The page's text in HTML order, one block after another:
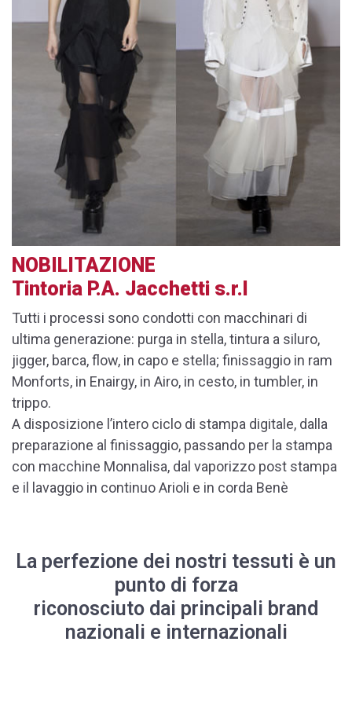
NOBILITAZIONE
Tintoria P.A. Jacchetti s.r.l
Tutti i processi sono condotti con macchinari di
ultima generazione: purga in stella, tintura a siluro,
jigger, barca, flow, in capo e stella; finissaggio in ram
Monforts, in Enairgy, in Airo, in cesto, in tumbler, in
trippo.
A disposizione l’intero ciclo di stampa digitale, dalla
preparazione al finissaggio, passando per la stampa
con macchine Monnalisa, dal vaporizzo post stampa
e il lavaggio in continuo Arioli e in corda Benè
La perfezione dei nostri tessuti è un
punto di forza
riconosciuto dai principali brand
nazionali e internazionali